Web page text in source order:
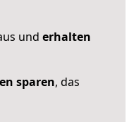
und erhalten
sparen, das